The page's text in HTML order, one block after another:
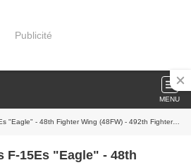
Publicité
MENU
(48FW) - 492th Fighter Squadron "The Bolars/Madhatters" (492FS) - Nose art Operation Epic Fury 2026.
F-15Es "Eagle" - 48th